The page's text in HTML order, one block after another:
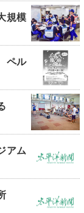
規模
ペル
アム